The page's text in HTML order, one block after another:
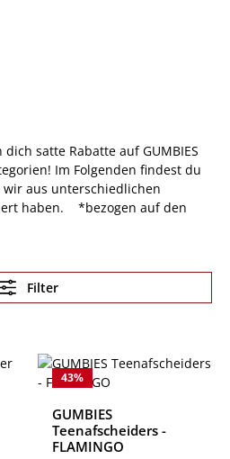
satte Rabatte auf GUMBIES
Im Folgenden findest du
aus unterschiedlichen
haben. *bezogen auf den
Filter
43%
GUMBIES
Teenafscheiders -
FLAMINGO